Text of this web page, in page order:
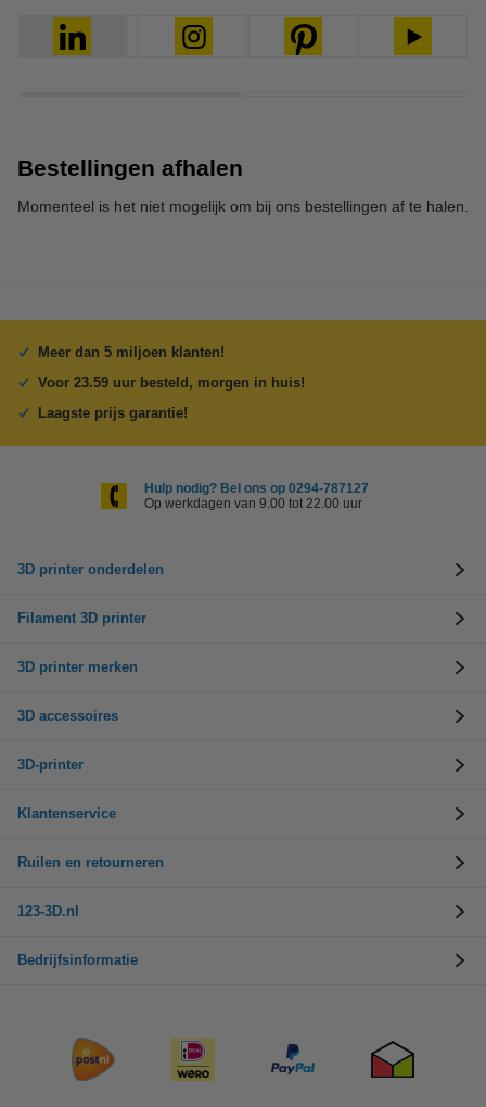
Bestellingen afhalen
Momenteel is het niet mogelijk om bij ons bestellingen af te halen.
Meer dan 5 miljoen klanten!
Voor 23.59 uur besteld, morgen in huis!
Laagste prijs garantie!
Hulp nodig? Bel ons op 0294-787127
Op werkdagen van 9.00 tot 22.00 uur
3D printer onderdelen
Filament 3D printer
3D printer merken
3D accessoires
3D-printer
Klantenservice
Ruilen en retourneren
123-3D.nl
Bedrijfsinformatie